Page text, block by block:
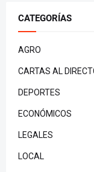
CATEGORÍAS
AGRO
CARTAS AL
DEPORTES
ECONÓMICOS
LEGALES
LOCAL